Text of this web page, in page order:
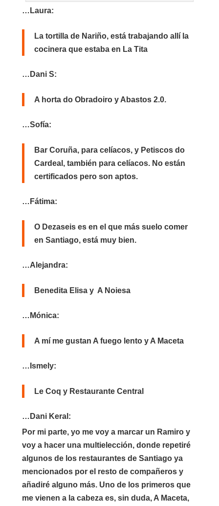
…Laura:
La tortilla de Nariño, está trabajando allí la
cocinera que estaba en La Tita
…Dani S:
A horta do Obradoiro y Abastos 2.0.
…Sofía:
Bar Coruña, para celíacos, y Petiscos do
Cardeal, también para celíacos. No están
certificados pero son aptos.
…Fátima:
O Dezaseis es en el que más suelo comer
en Santiago, está muy bien.
…Alejandra:
Benedita Elisa y A Noiesa
…Mónica:
A mí me gustan A fuego lento y A Maceta
…Ismely:
Le Coq y Restaurante Central
…Dani Keral:
Por mi parte, yo me voy a marcar un Ramiro y
voy a hacer una multielección, donde repetiré
algunos de los restaurantes de Santiago ya
mencionados por el resto de compañeros y
añadiré alguno más. Uno de los primeros que
me vienen a la cabeza es, sin duda, A Maceta,